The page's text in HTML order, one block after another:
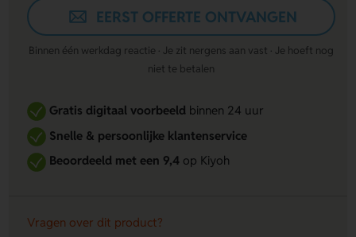
EERST OFFERTE ONTVANGEN
Binnen één werkdag reactie · Je zit nergens aan vast · Je hoeft nog
niet te betalen
Gratis digitaal voorbeeldbinnen 24 uur
Snelle & persoonlijke klantenservice
Beoordeeld met een 9,4op Kiyoh
Vragen over dit product?